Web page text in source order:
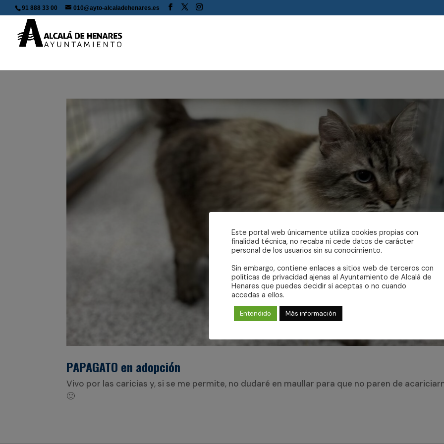
91 888 33 00 010@ayto-alcaladehenares.es
PAPAGATO en adopción
Vivo por las caricias y, si se me permite, no dudaré en maullar para que no paren de
🙂
Este portal web únicamente utiliza cookies propias con
finalidad técnica, no recaba ni cede datos de carácter
personal de los usuarios sin su conocimiento.
Sin embargo, contiene enlaces a sitios web de terceros con
políticas de privacidad ajenas al Ayuntamiento de Alcalá de
Henares que puedes decidir si aceptas o no cuando
accedas a ellos.
Entendido Más información